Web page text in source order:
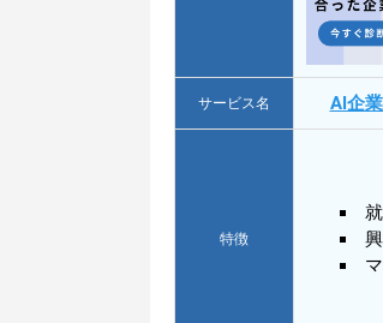
サービス名 AI企
特徴